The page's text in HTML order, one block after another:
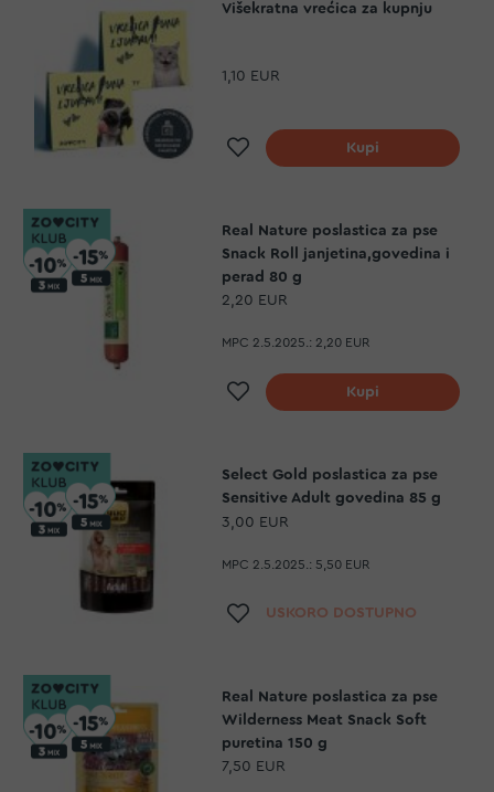
Višekratna vrećica za kupnju
1,10 EUR
Dodaj na listu želja
Kupi
Real Nature poslastica za pse
Snack Roll janjetina,govedina i
perad 80 g
2,20 EUR
MPC 2.5.2025.: 2,20 EUR
Dodaj na listu želja
Kupi
Select Gold poslastica za pse
Sensitive Adult govedina 85 g
3,00 EUR
MPC 2.5.2025.: 5,50 EUR
Dodaj na listu želja
USKORO DOSTUPNO
Real Nature poslastica za pse
Wilderness Meat Snack Soft
puretina 150 g
7,50 EUR